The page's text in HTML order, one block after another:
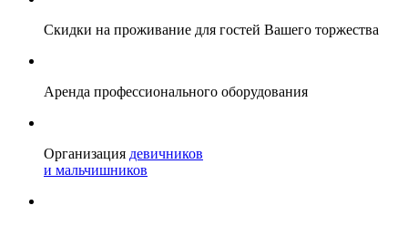
Скидки на проживание для гостей Вашего торжества
Аренда профессионального оборудования
Организация девичников
и мальчишников